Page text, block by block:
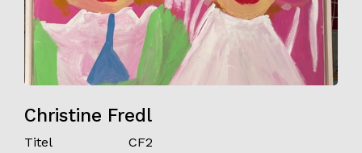
Christine Fredl
Titel
CF2